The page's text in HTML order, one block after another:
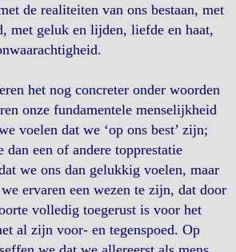
de realiteiten van ons bestaan, met
met geluk en lijden, liefde en haat,
het nog concreter onder woorden
onze fundamentele menselijkheid
voelen dat we ‘op ons best’ zijn;
een of andere topprestatie
we ons dan gelukkig voelen, maar
ervaren een wezen te zijn, dat door
volledig toegerust is voor het
al zijn voor- en tegenspoed. Op